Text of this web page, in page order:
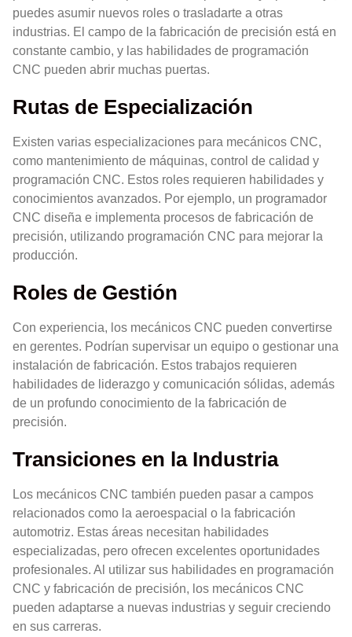
puedes asumir nuevos roles o trasladarte a otras
industrias. El campo de la fabricación de precisión está en
constante cambio, y las habilidades de programación
CNC pueden abrir muchas puertas.
Rutas de Especialización
Existen varias especializaciones para mecánicos CNC,
como mantenimiento de máquinas, control de calidad y
programación CNC. Estos roles requieren habilidades y
conocimientos avanzados. Por ejemplo, un programador
CNC diseña e implementa procesos de fabricación de
precisión, utilizando programación CNC para mejorar la
producción.
Roles de Gestión
Con experiencia, los mecánicos CNC pueden convertirse
en gerentes. Podrían supervisar un equipo o gestionar una
instalación de fabricación. Estos trabajos requieren
habilidades de liderazgo y comunicación sólidas, además
de un profundo conocimiento de la fabricación de
precisión.
Transiciones en la Industria
Los mecánicos CNC también pueden pasar a campos
relacionados como la aeroespacial o la fabricación
automotriz. Estas áreas necesitan habilidades
especializadas, pero ofrecen excelentes oportunidades
profesionales. Al utilizar sus habilidades en programación
CNC y fabricación de precisión, los mecánicos CNC
pueden adaptarse a nuevas industrias y seguir creciendo
en sus carreras.